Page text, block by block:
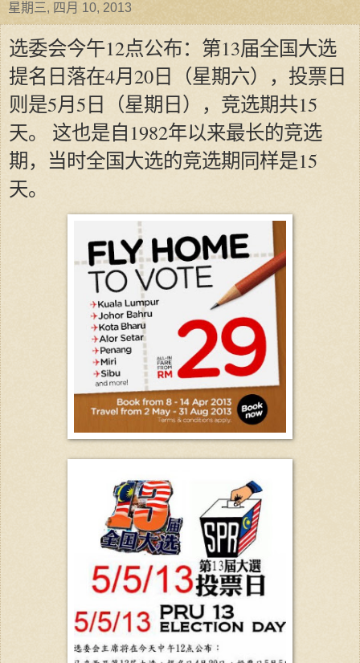
星期三, 四月 10, 2013
选委会今午12点公布：第13届全国大选
提名日落在4月20日（星期六），投票日
则是5月5日（星期日），竞选期共15
天。 这也是自1982年以来最长的竞选
期，当时全国大选的竞选期同样是15
天。